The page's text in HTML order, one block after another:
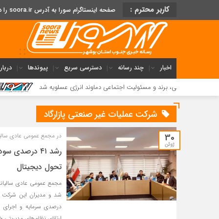
کاربر محترم : صفحه اینستاگرام سورا به آدرس soora.ir را دنبال کنید
اخبار چند رسانه دسترسی سریع پیوندها
برند و مسئولیت اجتماعی دماوند انرژی عسلویه شد فریاد
شرکت عملیات غیر صنعتی پازارگاد
30
ژوئن
در مجمع عمومی عادی
تحول دیجیتال
درصدی سرمایه و اجرای